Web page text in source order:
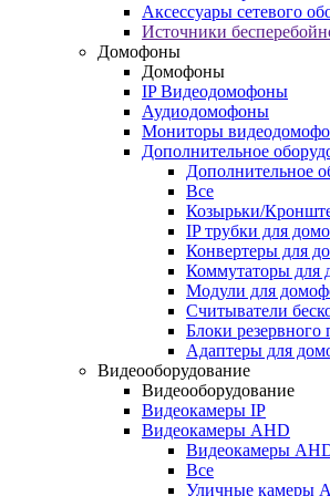
Аксессуары сетевого
Источники
Домофоны
Домофоны
IP Видеодомофоны
Аудиодомофоны
Мониторы
Дополнительное
Дополнительное
Все
Козырьки/
IP трубки для
Конвертеры для
Коммутаторы для
Модули для
Считыватели
Блоки
Адаптеры для
Видеооборудование
Видеооборудование
Видеокамеры IP
Видеокамеры AHD
Видеокамеры
Все
Уличные камеры